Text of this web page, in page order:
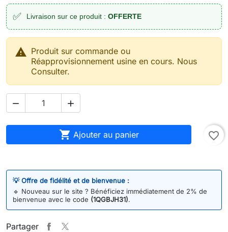
✅ Livraison sur ce produit : OFFERTE
 Produit sur commande ou
Réapprovisionnement usine en cours. Nous
Consulter.
 
 Ajouter au panier favorite_border
💡 Offre de fidélité et de bienvenue :
🔹 Nouveau sur le site ? Bénéficiez immédiatement de 2% de
bienvenue avec le code (1QGBJH31).
Partager